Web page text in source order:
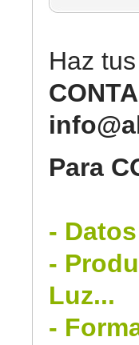
Haz
Para
-
-
Luz...
-